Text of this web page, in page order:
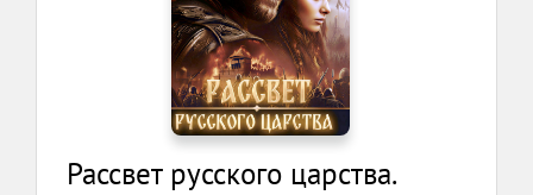
Рассвет русского царства.